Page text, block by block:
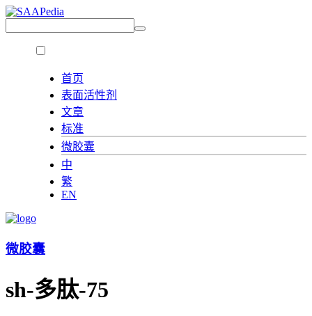
首页
表面活性剂
文章
标准
微胶囊
中
繁
EN
微胶囊
sh-多肽-75